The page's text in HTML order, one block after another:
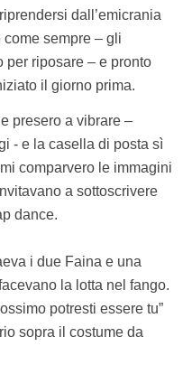
dall’emicrania
sempre – gli
per riposare – e pronto
il giorno prima.
presero a vibrare –
- e la casella di posta sì
comparvero le immagini
a sottoscrivere
dance.
i due Faina e una
la lotta nel fango.
potresti essere tu”
sopra il costume da